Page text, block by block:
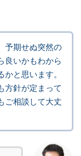
予期せぬ突然の
良いかもわから
と思います。
方針が定まって
ご相談して大丈